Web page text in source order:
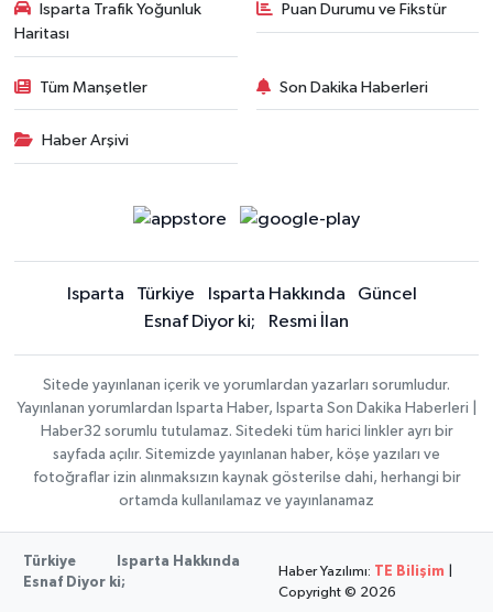
Isparta Trafik Yoğunluk
Haritası
Puan Durumu ve Fikstür
Tüm Manşetler Son Dakika Haberleri
Haber Arşivi
Isparta Türkiye Isparta Hakkında
Güncel
Esnaf Diyor ki;
Resmi İlan
Sitede yayınlanan içerik ve yorumlardan yazarları sorumludur.
Yayınlanan yorumlardan Isparta Haber, Isparta Son Dakika Haberleri |
Haber32 sorumlu tutulamaz. Sitedeki tüm harici linkler ayrı bir
sayfada açılır. Sitemizde yayınlanan haber, köşe yazıları ve
fotoğraflar izin alınmaksızın kaynak gösterilse dahi, herhangi bir
ortamda kullanılamaz ve yayınlanamaz
Türkiye
Isparta Hakkında
Esnaf Diyor ki;
Haber Yazılımı: TE Bilişim
Copyright © 2026